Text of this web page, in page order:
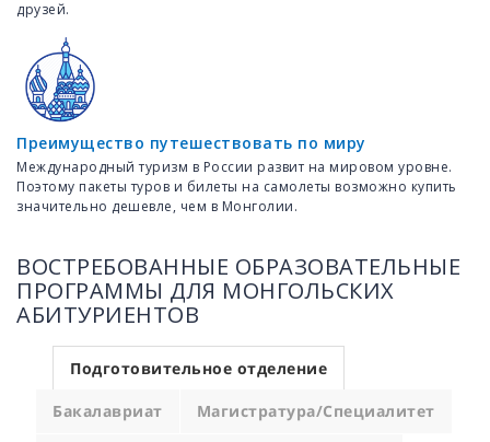
друзей.
Преимущество путешествовать по миру
Международный туризм в России развит на мировом уровне.
Поэтому пакеты туров и билеты на самолеты возможно купить
значительно дешевле, чем в Монголии.
ВОСТРЕБОВАННЫЕ ОБРАЗОВАТЕЛЬНЫЕ
ПРОГРАММЫ ДЛЯ МОНГОЛЬСКИХ
АБИТУРИЕНТОВ
Подготовительное отделение
Бакалавриат Магистратура/Специалитет